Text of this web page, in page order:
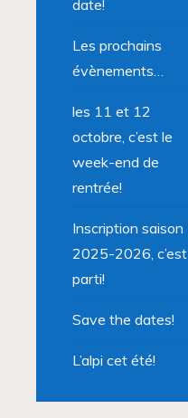
date!
Les prochains
évènements…
les 11 et 12
octobre, c’est le
week-end de
rentrée!
Inscription saison
2025-2026, c’est
parti!
Save the dates!
L’alpi cet été!